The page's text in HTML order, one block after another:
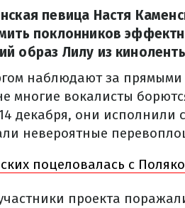
певица Настя
поклонников
образ Лилу из
наблюдают за
многие вокалисты
декабря, они
невероятные
поцеловалась с
проекта